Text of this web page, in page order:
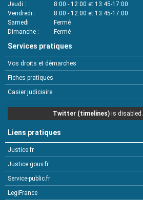
Jeudi
8:00 - 12:00 et 13:45-17:00
Vendredi
8:00 - 12:00 et 13:45-17:00
Samedi
Fermé
Dimanche
Fermé
Services pratiques
Vos droits et démarches
Fiches pratiques
Casier judiciaire
Twitter (timelines) is disabled.
Liens pratiques
Justice.fr
Justice.gouv.fr
Service-public.fr
LegiFrance